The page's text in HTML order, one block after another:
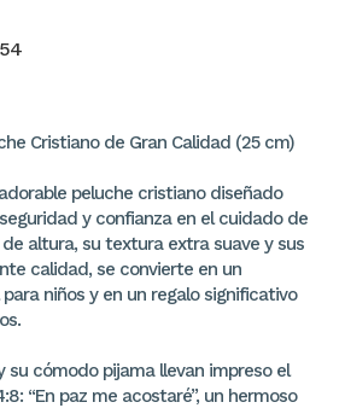
Cristiano de Gran Calidad (25 cm)
peluche cristiano diseñado
y confianza en el cuidado de
de altura, su textura extra suave y sus
calidad, se convierte en un
niños y en un regalo significativo
su cómodo pijama llevan impreso el
“En paz me acostaré”, un hermoso